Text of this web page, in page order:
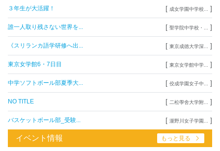
３年生が大活躍！ [ 成女学園中学校... ]
誰一人取り残さない世界を... [ 聖学院中学校・... ]
《スリランカ語学研修へ出... [ 東京成徳大学深... ]
東京女学館6・7日目 [ 東京女学館中学... ]
中学ソフトボール部夏季大... [ 佼成学園女子中... ]
NO TITLE [ 二松學舍大学附... ]
バスケットボール部_受験... [ 瀧野川女子学園... ]
イベント情報 もっと見る